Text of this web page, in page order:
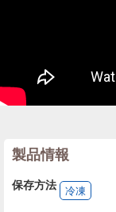
製品情報
保存方法 冷凍